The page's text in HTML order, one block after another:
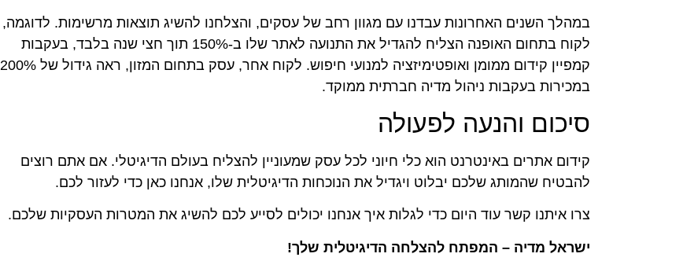
במהלך השנים האחרונות עבדנו עם מגוון רחב של עסקים, והצלחנו להשיג תוצאות מרשימות. לדוגמה,
לקוח בתחום האופנה הצליח להגדיל את התנועה לאתר שלו ב-150% תוך חצי שנה בלבד, בעקבות
קמפיין קידום ממומן ואופטימיזציה למנועי חיפוש. לקוח אחר, עסק בתחום המזון, ראה גידול של 200%
במכירות בעקבות ניהול מדיה חברתית ממוקד.
סיכום והנעה לפעולה
קידום אתרים באינטרנט הוא כלי חיוני לכל עסק שמעוניין להצליח בעולם הדיגיטלי. אם אתם רוצים
להבטיח שהמותג שלכם יבלוט ויגדיל את הנוכחות הדיגיטלית שלו, אנחנו כאן כדי לעזור לכם.
צרו איתנו קשר עוד היום כדי לגלות איך אנחנו יכולים לסייע לכם להשיג את המטרות העסקיות שלכם.
ישראל מדיה – המפתח להצלחה הדיגיטלית שלך!